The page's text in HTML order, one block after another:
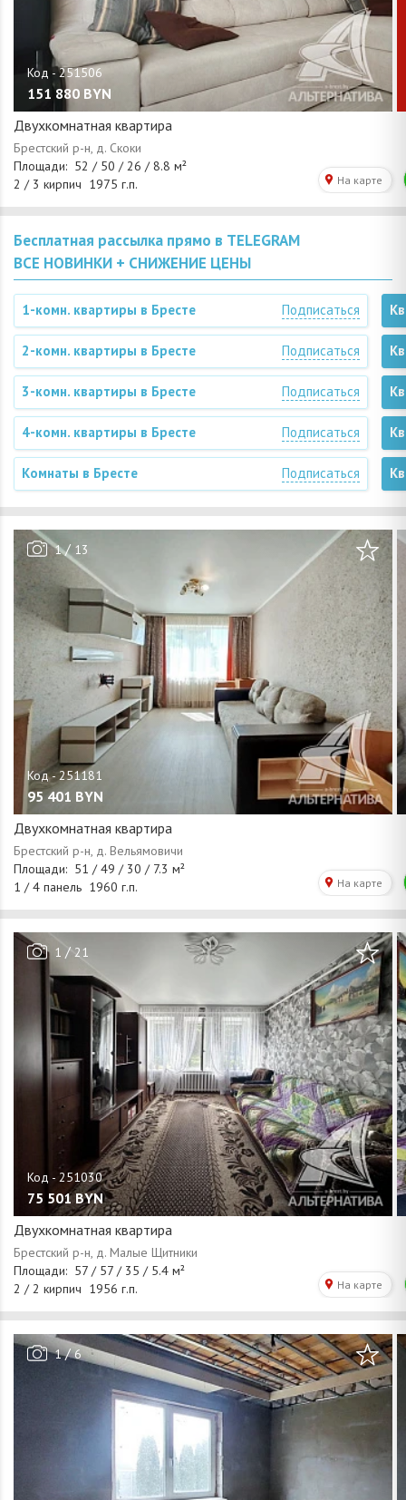
151 880 BYN
Двухкомнатная квартира
Бесплатная рассылка прямо в TELEGRAM
ВСЕ НОВИНКИ + СНИЖЕНИЕ ЦЕНЫ
1-комн. квартиры в Бресте Подписаться
2-комн. квартиры в Бресте Подписаться
3-комн. квартиры в Бресте Подписаться
4-комн. квартиры в Бресте Подписаться
Комнаты в Бресте Подписаться
1/ 13
95 401 BYN
Двухкомнатная квартира
1 /21
75 501 BYN
Двухкомнатная квартира
1/6